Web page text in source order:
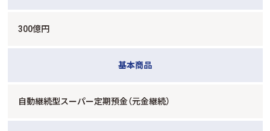
300億円
基本商品
自動継続型スーパー定期預金（元金継続）